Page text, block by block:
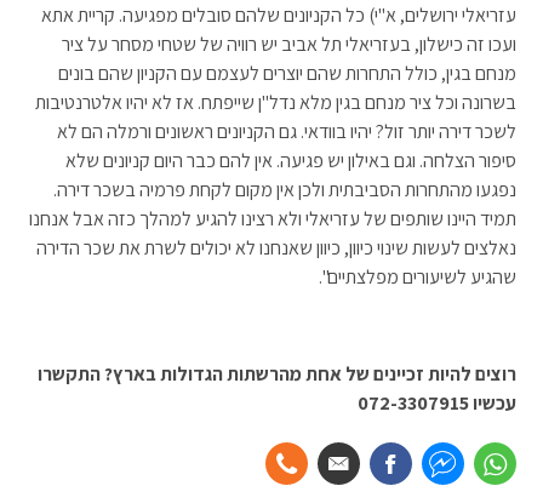
עזריאלי ירושלים, א"י) כל הקניונים שלהם סובלים מפגיעה. קריית אתא
ועכו זה כישלון, בעזריאלי תל אביב יש רוויה של שטחי מסחר על ציר
מנחם בגין, כולל התחרות שהם יוצרים לעצמם עם הקניון שהם בונים
בשרונה וכל ציר מנחם בגין מלא נדל"ן שייפתח. אז לא יהיו אלטרנטיבות
לשכר דירה יותר זול? יהיו בוודאי. גם הקניונים ראשונים ורמלה הם לא
סיפור הצלחה. וגם באילון יש פגיעה. אין להם כבר היום קניונים שלא
נפגעו מהתחרות הסביבתית ולכן אין מקום לקחת פרמיה בשכר דירה.
תמיד היינו שותפים של עזריאלי ולא רצינו להגיע למהלך כזה אבל אנחנו
נאלצים לעשות שינוי כיוון, כיוון שאנחנו לא יכולים לשרת את שכר הדירה
שהגיע לשיעורים מפלצתיים".
רוצים להיות זכיינים של אחת מהרשתות הגדולות בארץ? התקשרו
עכשיו 072-3307915